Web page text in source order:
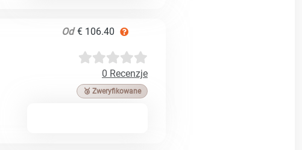
Od€ 106.40
0 Recenzje
🥉 Zweryfikowane